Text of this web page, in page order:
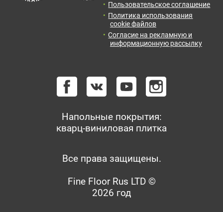
Пользовательское соглашение
Политика использования
cookie файлов
Согласие на рекламную и
информационную рассылку
Напольные покрытия:
кварц-виниловая плитка
Все права защищены.
Fine Floor Rus LTD ©
2026 год